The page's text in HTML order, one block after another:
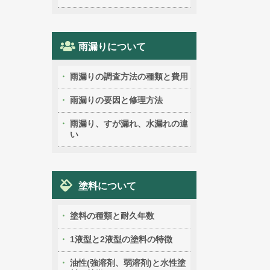
雨漏りについて
雨漏りの調査方法の種類と費用
雨漏りの要因と修理方法
雨漏り、すが漏れ、水漏れの違
い
塗料について
塗料の種類と耐久年数
1液型と2液型の塗料の特徴
油性(強溶剤、弱溶剤)と水性塗